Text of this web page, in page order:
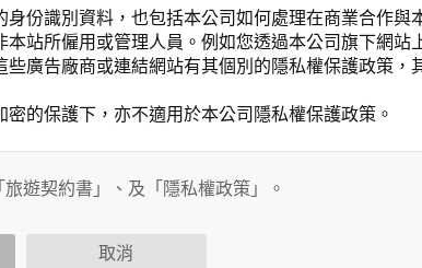
份識別資料，也包括本公司如何處理在商業合作與
站所僱用或管理人員。例如您透過本公司旗下網站
廣告廠商或連結網站有其個別的隱私權保護政策，
的保護下，亦不適用於本公司隱私權保護政策。
範圍如下：
使用時間、使用的瀏覽器、瀏覽及點選資料記錄等
遊契約書」、及「隱私權政策」。
取消